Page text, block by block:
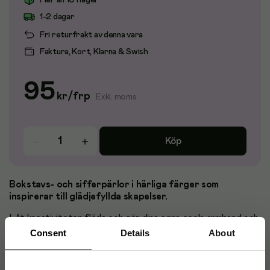
Consent Details About
Fri returfrakt av denna vara
1-2 dagar
Faktura, Kort, Klarna & Swish
95 kr/frp Exkl. moms
Köp
Bokstavs- och sifferpärlor i härliga färger som
inspirerar till glädjefyllda skapelser.
Låt kreativiteten flöda och gör dina egna coola armband och
halsband med bokstavspärlor. Detta är ett perfekt pyssel